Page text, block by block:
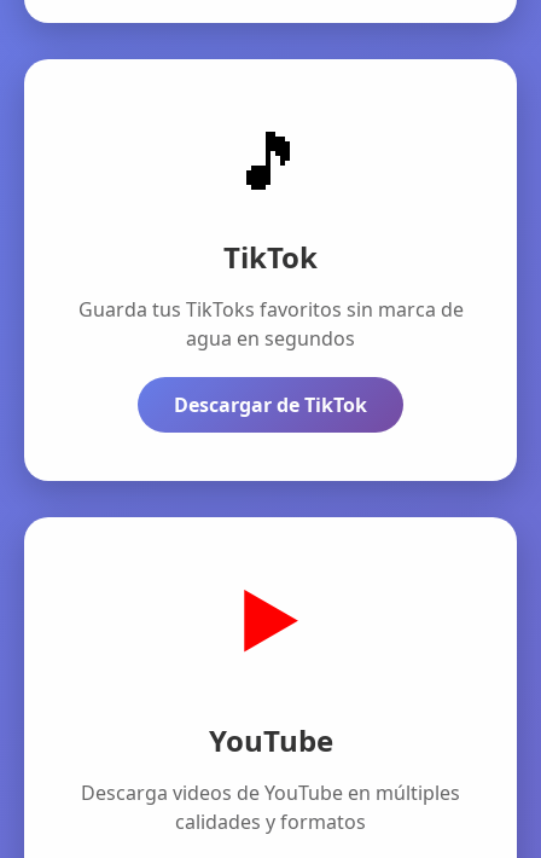
🎵
TikTok
Guarda tus TikToks favoritos sin marca de
agua en segundos
Descargar de TikTok
▶️
YouTube
Descarga videos de YouTube en múltiples
calidades y formatos